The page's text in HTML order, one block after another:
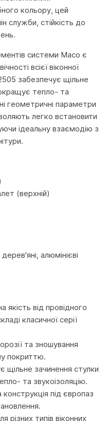
кольору, цей
служби, стійкість до
системи Maco є
всієї віконної
забезпечує щільне
тепло- та
геометричні параметри
легко встановити
ідеальну взаємодію з
(верхній)
алюмінієві
якість від провідного
класичної серії
та зношування
покриттю.
щільне зачинення стулки
та звукоізоляцію.
під європаз
різних типів віконних